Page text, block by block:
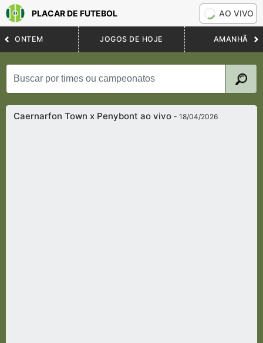
PLACAR DE FUTEBOL AO VIVO
ONTEM JOGOS DE HOJE AMANHÃ
Caernarfon Town x Penybont ao vivo- 18/04/2026